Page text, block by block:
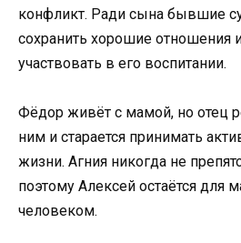
конфликт. Ради сына бывшие
сохранить хорошие отношения
участвовать в его воспитании.
Фёдор живёт с мамой, но отец
ним и старается принимать
жизни. Агния никогда не
поэтому Алексей остаётся для
человеком.